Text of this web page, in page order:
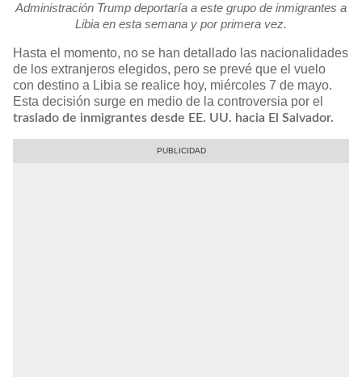
Administración Trump deportaría a este grupo de inmigrantes a
Libia en esta semana y por primera vez.
Hasta el momento, no se han detallado las nacionalidades
de los extranjeros elegidos, pero se prevé que el vuelo
con destino a Libia se realice hoy, miércoles 7 de mayo.
Esta decisión surge en medio de la controversia por el
traslado de inmigrantes desde EE. UU. hacia El Salvador.